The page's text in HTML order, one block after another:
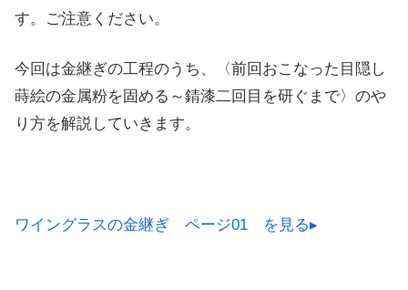
す。ご注意ください。
今回は金継ぎの工程のうち、〈前回おこなった目隠し
蒔絵の金属粉を固める～錆漆二回目を研ぐまで〉のや
り方を解説していきます。
ワイングラスの金継ぎ ページ01 を見る▸